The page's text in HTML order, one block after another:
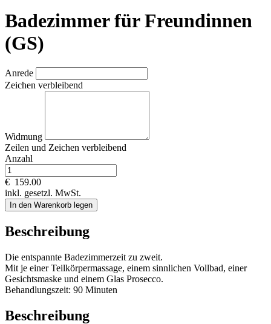
Badezimmer für Freundinnen
(GS)
Anrede
Zeichen verbleibend
Widmung
Zeilen und Zeichen verbleibend
Anzahl
€ 159.00
inkl. gesetzl. MwSt.
In den Warenkorb legen
Beschreibung
Die entspannte Badezimmerzeit zu zweit.
Mit je einer Teilkörpermassage, einem sinnlichen Vollbad, einer
Gesichtsmaske und einem Glas Prosecco.
Behandlungszeit: 90 Minuten
Beschreibung